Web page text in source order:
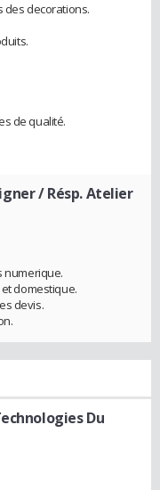
des decorations.
de qualité.
/ Résp. Atelier
numerique.
domestique.
devis.
Du